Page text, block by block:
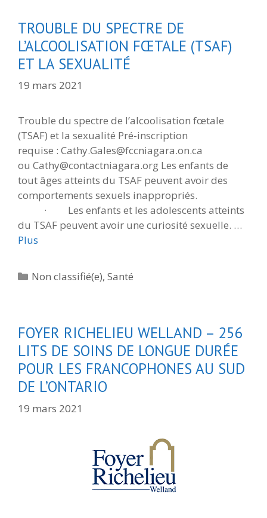
TROUBLE DU SPECTRE DE
L’ALCOOLISATION FŒTALE (TSAF)
ET LA SEXUALITÉ
19 mars 2021
Trouble du spectre de l’alcoolisation fœtale
(TSAF) et la sexualité Pré-inscription
requise : Cathy.Gales@fccniagara.on.ca
ou Cathy@contactniagara.org Les enfants de
tout âges atteints du TSAF peuvent avoir des
comportements sexuels inappropriés.
· Les enfants et les adolescents atteints
du TSAF peuvent avoir une curiosité sexuelle. …
Plus
Catégories
Non classifié(e),Santé
FOYER RICHELIEU WELLAND – 256
LITS DE SOINS DE LONGUE DURÉE
POUR LES FRANCOPHONES AU SUD
DE L’ONTARIO
19 mars 2021